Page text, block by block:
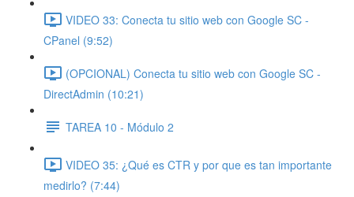
VIDEO 33: Conecta tu sitio web con Google SC -
CPanel (9:52)
(OPCIONAL) Conecta tu sitio web con Google SC -
DirectAdmin (10:21)
TAREA 10 - Módulo 2
VIDEO 35: ¿Qué es CTR y por que es tan importante
medirlo? (7:44)